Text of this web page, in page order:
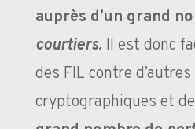
auprès d’un grand
courtiers. Il est donc
des FIL contre
cryptographiques et